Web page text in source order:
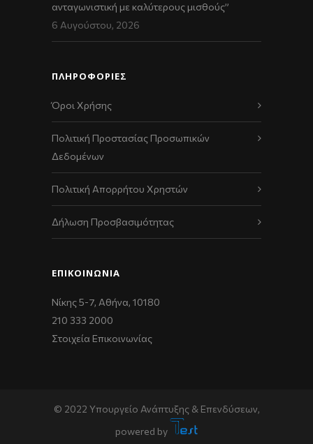
ανταγωνιστική με καλύτερους μισθούς”
6 Αυγούστου, 2026
ΠΛΗΡΟΦΟΡΙΕΣ
Όροι Χρήσης
Πολιτική Προστασίας Προσωπικών
Δεδομένων
Πολιτική Απορρήτου Χρηστών
Δήλωση Προσβασιμότητας
ΕΠΙΚΟΙΝΩΝΊΑ
Νίκης 5-7, Αθήνα, 10180
210 333 2000
Στοιχεία Επικοινωνίας
© 2022 Υπουργείο Ανάπτυξης & Επενδύσεων,
powered by